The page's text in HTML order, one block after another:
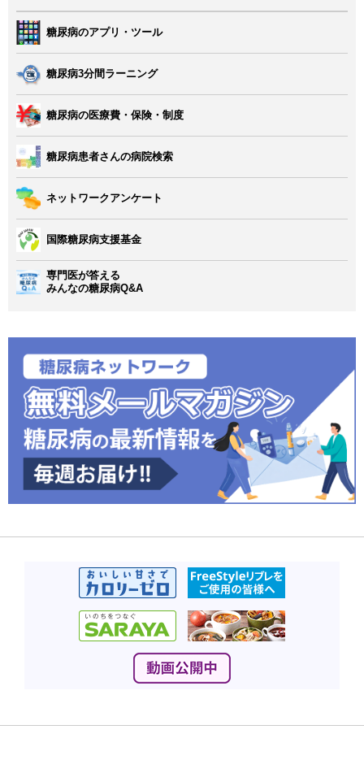
糖尿病のアプリ・ツール
糖尿病3分間ラーニング
糖尿病の医療費・保険・制度
糖尿病患者さんの病院検索
ネットワークアンケート
国際糖尿病支援基金
専門医が答える
みんなの糖尿病Q&A